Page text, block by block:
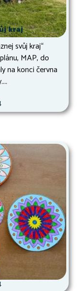
kraj
svůj kraj“
MAP, do
na konci června